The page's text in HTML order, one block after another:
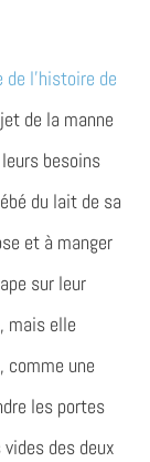
l’histoire de
de la manne
besoins
du lait de sa
et à manger
sur leur
mais elle
comme une
les portes
des deux